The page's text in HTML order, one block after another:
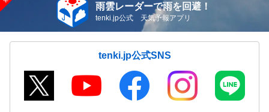
雨雲レーダーで雨を回避！
tenki.jp公式 天気予報アプリ
tenki.jp公式SNS